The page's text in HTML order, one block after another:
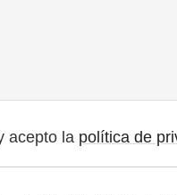
acepto la política de